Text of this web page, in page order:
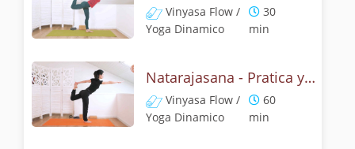
Vinyasa Flow /
Yoga Dinamico
30
min
Natarajasana - Pratica yoga con la tecnica della posizione di Shiva danzante
Vinyasa Flow /
Yoga Dinamico
60
min